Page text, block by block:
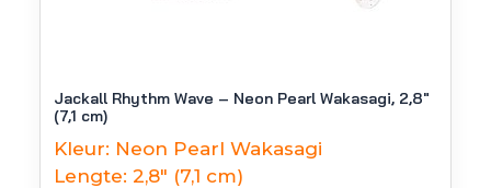
Jackall Rhythm Wave – Neon Pearl Wakasagi, 2,8″
(7,1 cm)
Kleur: Neon Pearl Wakasagi
Lengte: 2,8" (7,1 cm)